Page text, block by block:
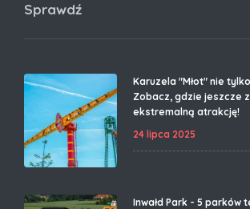
Sprawdź
Karuzela "Młot" nie
Zobacz, gdzie jeszcze
ekstremalną atrakcję!
24 lipca 2025
Inwałd Park - 5 parków